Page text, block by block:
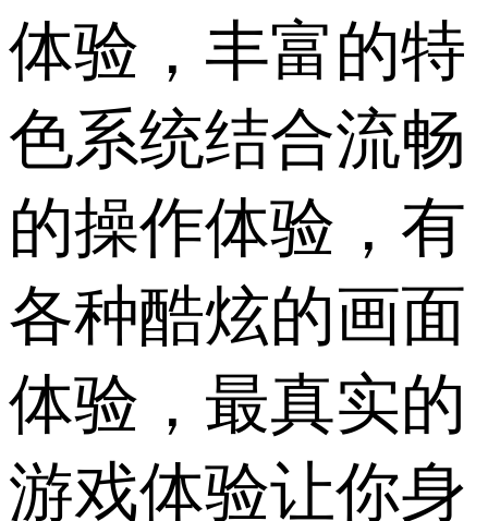
体验，丰富的特
色系统结合流畅
的操作体验，有
各种酷炫的画面
体验，最真实的
游戏体验让你身